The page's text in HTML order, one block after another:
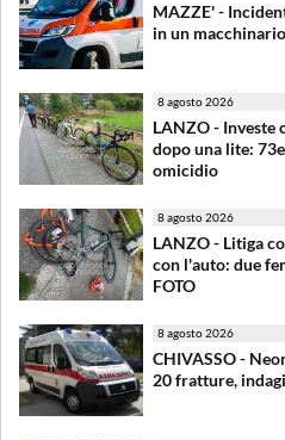
MAZZE' -
in un
8 agosto 2026
LANZO - Investe
dopo una lite:
omicidio
8 agosto 2026
LANZO - Litiga
con l'auto: due
FOTO
8 agosto 2026
CHIVASSO -
20 fratture,